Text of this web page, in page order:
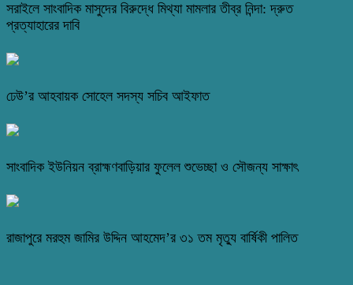
সরাইলে সাংবাদিক মাসুদের বিরুদ্ধে মিথ্যা মামলার তীব্র নিন্দা: দ্রুত
প্রত্যাহারের দাবি
ঢেউ’র আহবায়ক সোহেল সদস্য সচিব আইফাত
সাংবাদিক ইউনিয়ন ব্রাহ্মণবাড়িয়ার ফুলেল শুভেচ্ছা ও সৌজন্য সাক্ষাৎ
রাজাপুরে মরহুম জামির উদ্দিন আহমেদ’র ৩১ তম মৃত্যু বার্ষিকী পালিত